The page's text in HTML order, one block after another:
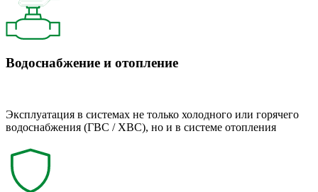
Водоснабжение и отопление
Эксплуатация в системах не только холодного или горячего
водоснабжения (ГВС / ХВС), но и в системе отопления